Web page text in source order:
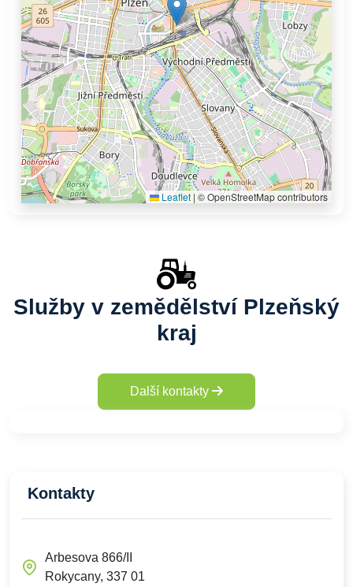
Leaflet | © OpenStreetMap contributors
Služby v zemědělství Plzeňský
kraj
Další kontakty
Kontakty
Arbesova 866/II
Rokycany, 337 01